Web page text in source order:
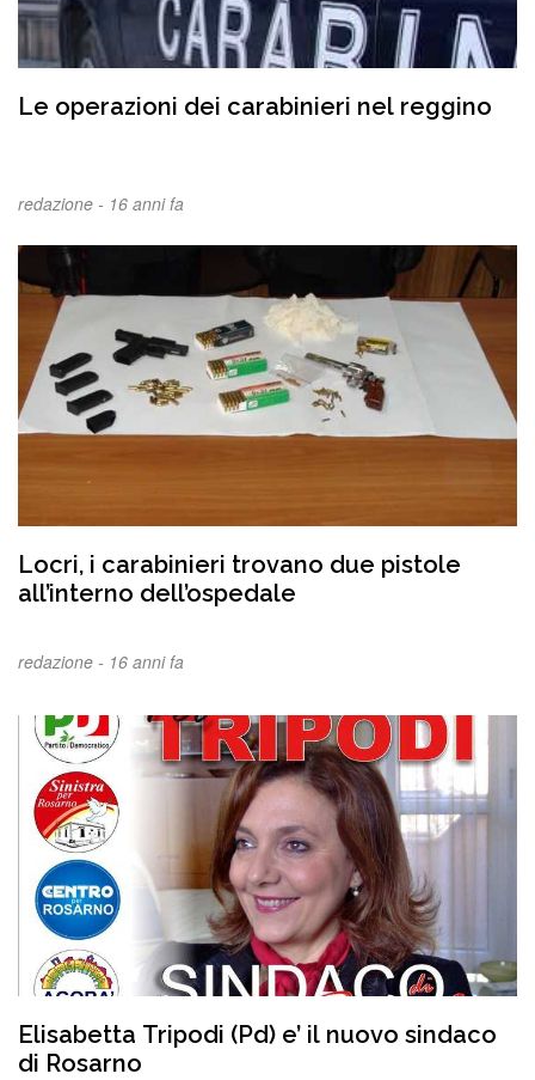
Le operazioni dei carabinieri nel reggino
redazione - 16 anni fa
Locri, i carabinieri trovano due pistole
all’interno dell’ospedale
redazione - 16 anni fa
Elisabetta Tripodi (Pd) e’ il nuovo sindaco
di Rosarno